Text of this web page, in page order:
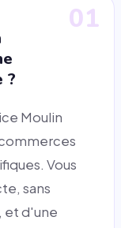
01
?
Moulin
Vous
sans
et d'une